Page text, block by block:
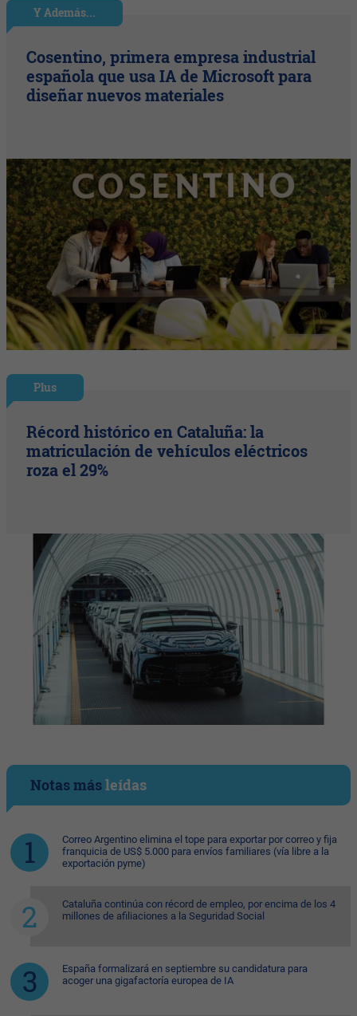
Y Además...
Cosentino, primera empresa industrial
española que usa IA de Microsoft para
diseñar nuevos materiales
Plus
Récord histórico en Cataluña: la
matriculación de vehículos eléctricos
roza el 29%
Notas másleídas
Correo Argentino elimina el tope para exportar por correo y fija
franquicia de US$ 5.000 para envíos familiares (vía libre a la
exportación pyme)
Cataluña continúa con récord de empleo, por encima de los 4
millones de afiliaciones a la Seguridad Social
España formalizará en septiembre su candidatura para
acoger una gigafactoría europea de IA